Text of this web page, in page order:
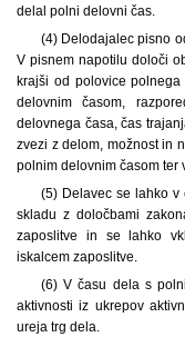
delal polni delovni čas.
(4) Delodajalec pisno
V pisnem napotilu določi
krajši od polovice
delovnim časom,
delovnega časa, čas
zvezi z delom, možnost in
polnim delovnim časom ter
(5) Delavec se lahko
skladu z določbami
zaposlitve in se lahko
iskalcem zaposlitve.
(6) V času dela s
aktivnosti iz ukrepov
ureja trg dela.